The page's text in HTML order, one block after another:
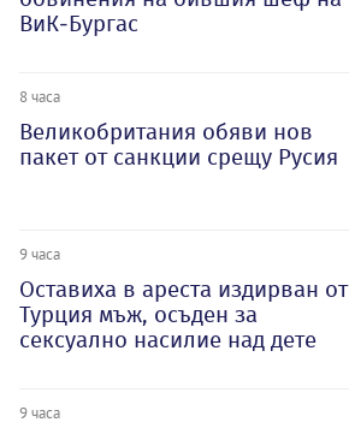
ВиК-Бургас
8 часа
Великобритания обяви нов
пакет от санкции срещу Русия
9 часа
Оставиха в ареста издирван от
Турция мъж, осъден за
сексуално насилие над дете
9 часа